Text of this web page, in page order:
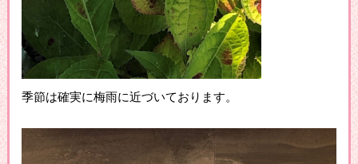
季節は確実に梅雨に近づいております。